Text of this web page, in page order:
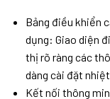
Bảng điều khiển
dụng: Giao diện
thị rõ ràng các
dàng cài đặt
Kết nối thông